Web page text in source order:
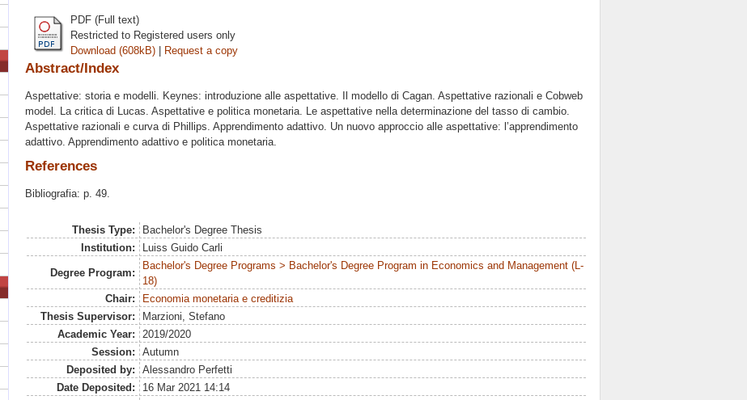
PDF (Full text)
Restricted to Registered users only
Download (608kB) | Request a copy
Abstract/Index
Aspettative: storia e modelli. Keynes: introduzione alle aspettative. Il modello di Cagan. Aspettative razionali e Cobweb
model. La critica di Lucas. Aspettative e politica monetaria. Le aspettative nella determinazione del tasso di cambio.
Aspettative razionali e curva di Phillips. Apprendimento adattivo. Un nuovo approccio alle aspettative: l’apprendimento
adattivo. Apprendimento adattivo e politica monetaria.
References
Bibliografia: p. 49.
Thesis Type:
Bachelor's Degree Thesis
Institution:
Luiss Guido Carli
Degree Program:
Bachelor's Degree Programs > Bachelor's Degree Program in Economics and Management (L-
18)
Chair:
Economia monetaria e creditizia
Thesis Supervisor:
Marzioni, Stefano
Academic Year:
2019/2020
Session:
Autumn
Deposited by:
Alessandro Perfetti
Date Deposited:
16 Mar 2021 14:14